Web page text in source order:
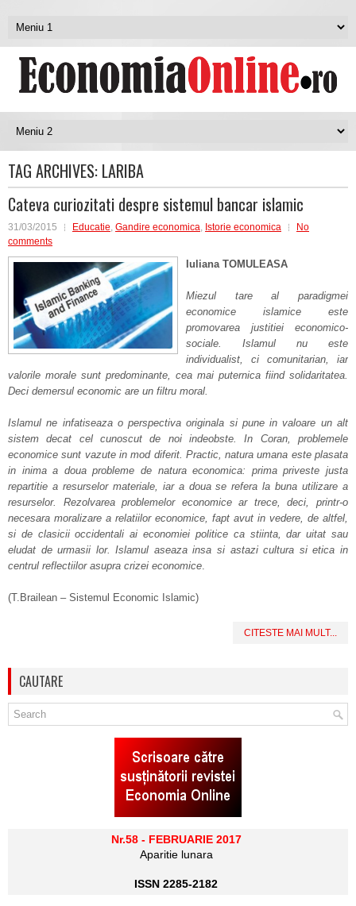
TAG ARCHIVES: LARIBA
Cateva curiozitati despre sistemul bancar islamic
31/03/2015 Educatie, Gandire economica, Istorie economica
No
comments
Iuliana TOMULEASA
Miezul tare al paradigmei
economice islamice este
promovarea justitiei economico-
sociale. Islamul nu este
individualist, ci comunitarian, iar
valorile morale sunt predominante, cea mai puternica fiind solidaritatea.
Deci demersul economic are un filtru moral.
Islamul ne infatiseaza o perspectiva originala si pune in valoare un alt
sistem decat cel cunoscut de noi indeobste. In Coran, problemele
economice sunt vazute in mod diferit. Practic, natura umana este plasata
in inima a doua probleme de natura economica: prima priveste justa
repartitie a resurselor materiale, iar a doua se refera la buna utilizare a
resurselor. Rezolvarea problemelor economice ar trece, deci, printr-o
necesara moralizare a relatiilor economice, fapt avut in vedere, de altfel,
si de clasicii occidentali ai economiei politice ca stiinta, dar uitat sau
eludat de urmasii lor. Islamul aseaza insa si astazi cultura si etica in
centrul reflectiilor asupra crizei economice.
(T.Brailean – Sistemul Economic Islamic)
CITESTE MAI MULT...
CAUTARE
Nr.58 - FEBRUARIE 2017
Aparitie lunara
ISSN 2285-2182